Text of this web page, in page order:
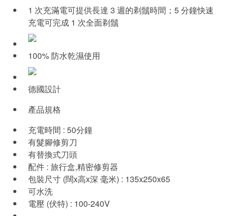
1 次充滿電可提供長達 3 週的剃鬚時間；5 分鐘快速
充電可完成 1 次全面剃鬚
100% 防水乾濕使用
德國設計
產品規格
充電時間 : 50分鐘
有髮腳修剪刀
有替換式刀頭
配件 : 旅行盒,精密修剪器
包裝尺寸 (闊x高x深 毫米) : 135x250x65
可水洗
電壓 (伏特) : 100-240V